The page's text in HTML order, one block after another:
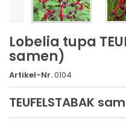
Lobelia tupa
samen)
Artikel-Nr.0104
TEUFELSTABAK